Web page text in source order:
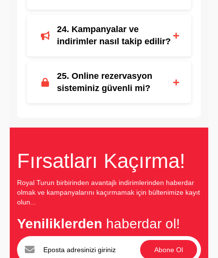
sunulmaktadır.
24. Kampanyalar ve
indirimler nasıl takip edilir? +
bültenlerinden takip edilebilir.
25. Online rezervasyon
sisteminiz güvenli mi?
+
Fırsatları Kaçırma!
Royal Turun birbirinden avantajlı indirimlerinden haberdar
olmak ve kampanyalarını kaçırmamak için bültenimize kayıt
olun...
Yeniliklerden haberdar ol!
Abone Ol